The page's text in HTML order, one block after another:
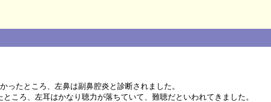
たところ、左鼻は副鼻腔炎と診断されました。
ころ、左耳はかなり聴力が落ちていて、難聴だといわれてきました。